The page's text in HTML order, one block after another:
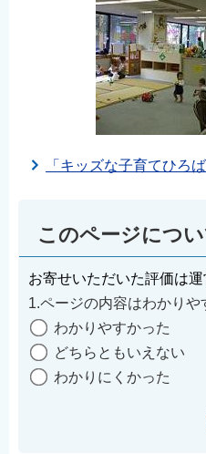
「キッズな子育てひろ
このページにつ
お寄せいただいた評価は運
1.ページの内容はわかりや
わかりやすかった
どちらともいえない
わかりにくかった